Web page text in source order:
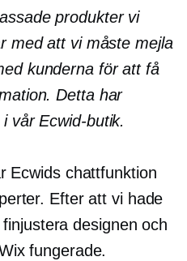
produkter vi
med att vi måste mejla
kunderna för att få
Detta har
vår Ecwid-butik.
Ecwids chattfunktion
Efter att vi hade
designen och
fungerade.